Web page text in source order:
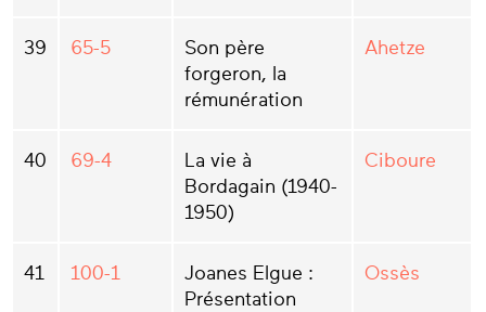
39 65-5
Son père
forgeron, la
rémunération
Ahetze
40 69-4
La vie à
Bordagain (1940-
1950)
Ciboure
41 100-1
Joanes Elgue :
Présentation
Ossès